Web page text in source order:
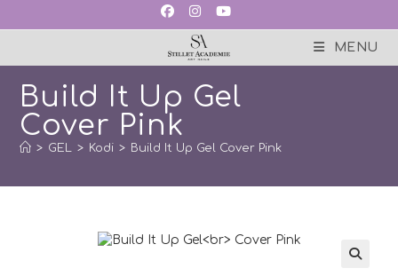
MENU
Build It Up Gel
Cover Pink
> GEL > Kodi > Build It Up Gel Cover Pink